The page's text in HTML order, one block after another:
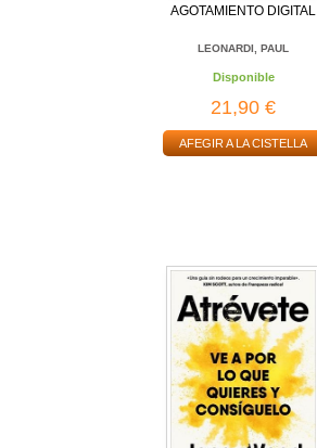
AGOTAMIENTO DIGITAL
LEONARDI, PAUL
Disponible
21,90 €
AFEGIR A LA CISTELLA